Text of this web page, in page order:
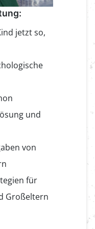
jetzt so,
und
von
für
Großeltern